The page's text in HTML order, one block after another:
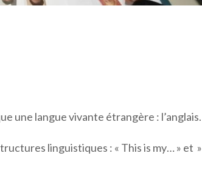
une langue vivante étrangère : l’anglais.
linguistiques : « This is my… » et »